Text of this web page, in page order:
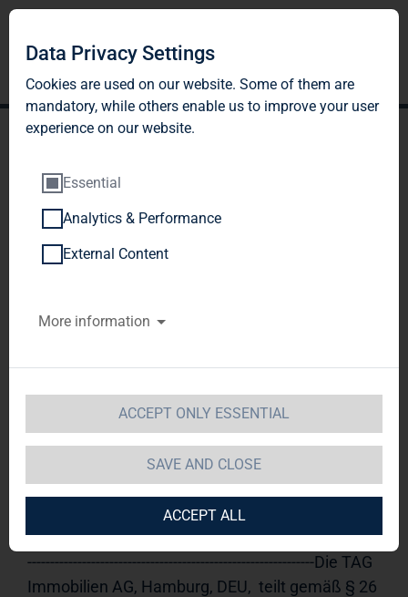
TAG Immobilien AG:
26 Abs. 1 WpHG mit dem
Ziel der europaweiten
Verbreitung
TAG Immobilien AG 27.10.2014
10:30Veröffentlichung einer
Stimmrechtsmitteilung, übermittelt durch DGAP -
ein Service der EQS Group AG.Für den Inhalt der
Mitteilung ist der Emittent verantwortlich.------------
---------------------------------------------------------------Die TAG
Immobilien AG, Hamburg, DEU,  teilt gemäß § 26
Data Privacy Settings
Cookies are used on our website. Some of them are
mandatory, while others enable us to improve your user
experience on our website.
Essential
Analytics & Performance
External Content
More information
ACCEPT ONLY ESSENTIAL
SAVE AND CLOSE
ACCEPT ALL